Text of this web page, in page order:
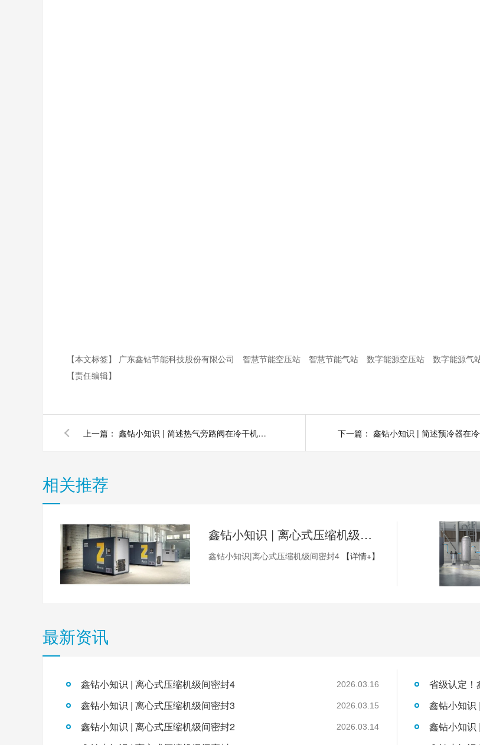
【本文标签】 广东鑫钻节能科技股份有限公司 智慧节能空压站 智慧节能气站 数字能源空压站
数字能源气
【责任编辑】
上一篇： 鑫钻小知识 | 简述热气旁路阀在冷干机中的作用(上) 下一篇：
相关推荐
鑫钻小知识 | 离心式压缩机级间密封4
鑫钻小知识|离心式压缩机级间密封4 【详情+】
最新资讯
鑫钻小知识 | 离心式压缩机级间密封4 2026.03.16
鑫钻小知识 | 离心式压缩机级间密封3 2026.03.15
鑫钻小知识 | 离心式压缩机级间密封2 2026.03.14
鑫钻小知识
鑫钻小知识